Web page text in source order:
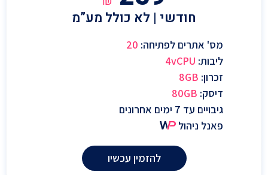
חודשי | לא כולל מע”מ
מס' אתרים לפתיחה: 20
ליבות: 4vCPU
זכרון: 8GB
דיסק: 80GB
גיבויים עד 7 ימים אחרונים
פאנל ניהול
להזמין עכשיו